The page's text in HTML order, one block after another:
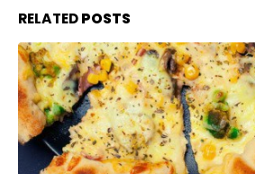
RELATEDPOSTS